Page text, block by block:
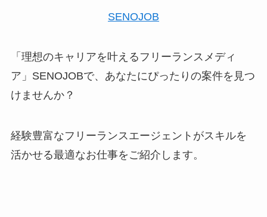
SENOJOB
「理想のキャリアを叶えるフリーランスメディ
ア」SENOJOBで、あなたにぴったりの案件を見つ
けませんか？
経験豊富なフリーランスエージェントがスキルを
活かせる最適なお仕事をご紹介します。